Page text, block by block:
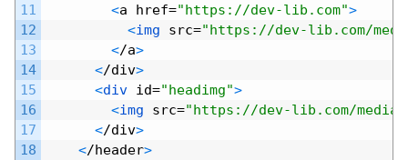
11
12
13
14
15
16
17
18
<a href="https://dev-lib.com">
<img src="https://dev-lib.com/
</a>
</div>
<div id="headimg">
<img src="https://dev-lib.com/media/
</div>
</header>